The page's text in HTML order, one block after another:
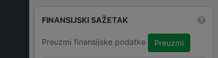
FINANSIJSKI SAŽETAK
Preuzmi finansijske podatke Preuzmi